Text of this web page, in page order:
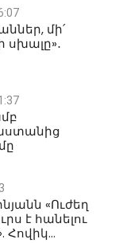
մի՛
«Ուժեղ
է հանելու
Հովիկ